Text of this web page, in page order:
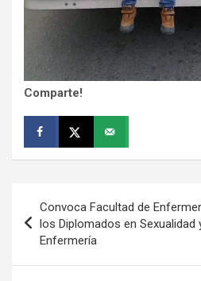
Comparte!
de
entradas
Convoca Facultad de
los Diplomados en Sexualidad
Enfermería